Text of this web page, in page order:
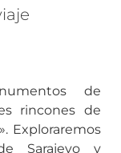
de
rincones de
Exploraremos
Sarajevo y